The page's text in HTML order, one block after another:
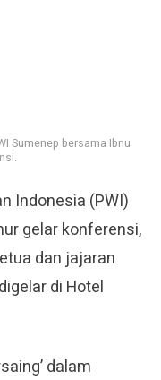
Sumenep bersama Ibnu
Indonesia (PWI)
gelar konferensi,
dan jajaran
di Hotel
dalam